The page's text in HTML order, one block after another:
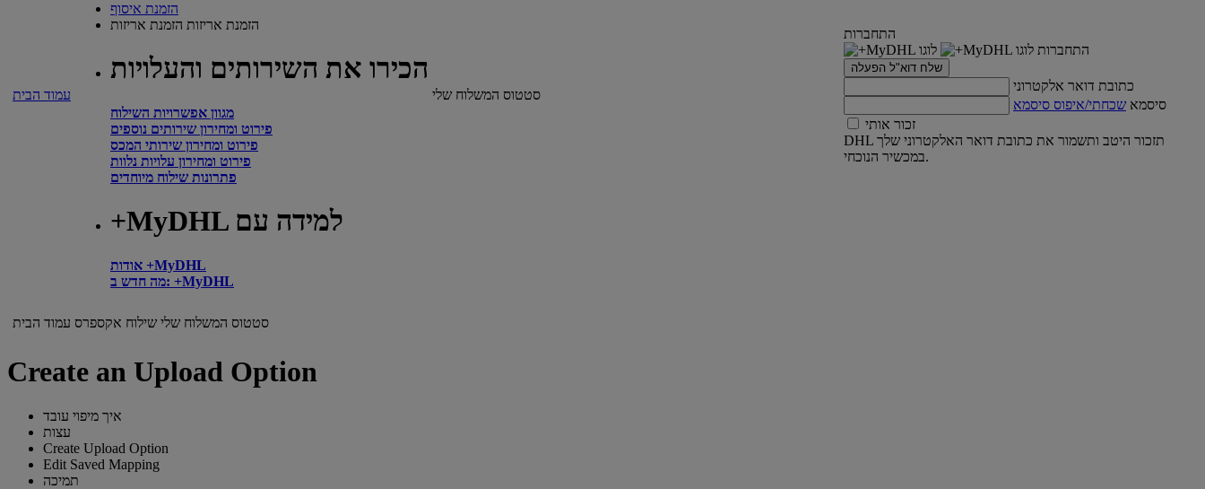
עמוד הבית
הזמנת איסוף
הזמנת אריזות הזמנת אריזות
הכירו את השירותים והעלויות
מגוון אפשרויות השילוח
פירוט ומחירון שירותים נוספים
פירוט ומחירון שירותי המכס
פירוט ומחירון עלויות נלוות
פתרונות שילוח מיוחדים
+MyDHL למידה עם
אודות +MyDHL
מה חדש ב: +MyDHL
סטטוס המשלוח שלי
התחברות
התחברות
שלח דוא"ל הפעלה
כתובת דואר אלקטרוני
סיסמא שכחתי/איפוס סיסמא
זכור אותי
DHL תזכור היטב ותשמור את כתובת דואר האלקטרוני שלך
במכשיר הנוכחי.
עמוד הבית שילוח אקספרס סטטוס המשלוח שלי
Create an Upload Option
איך מיפוי עובד
עצות
Create Upload Option
Edit Saved Mapping
תמיכה